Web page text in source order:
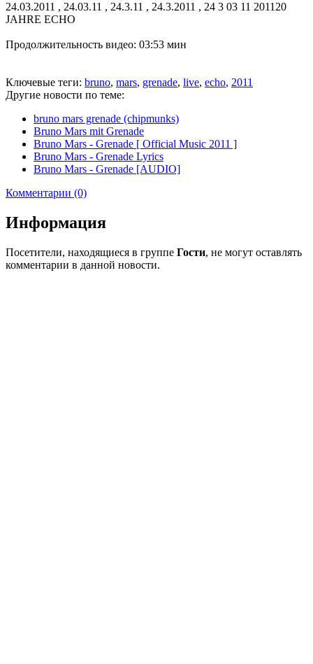
24.03.2011 , 24.03.11 , 24.3.11 , 24.3.2011 , 24 3 03 11 201120
JAHRE ECHO
Продолжительность видео: 03:53 мин
Ключевые теги: bruno, mars, grenade, live, echo, 2011
Другие новости по теме:
bruno mars grenade (chipmunks)
Bruno Mars mit Grenade
Bruno Mars - Grenade [ Official Music 2011 ]
Bruno Mars - Grenade Lyrics
Bruno Mars - Grenade [AUDIO]
Комментарии (0)
Информация
Посетители, находящиеся в группе Гости, не могут оставлять
комментарии в данной новости.